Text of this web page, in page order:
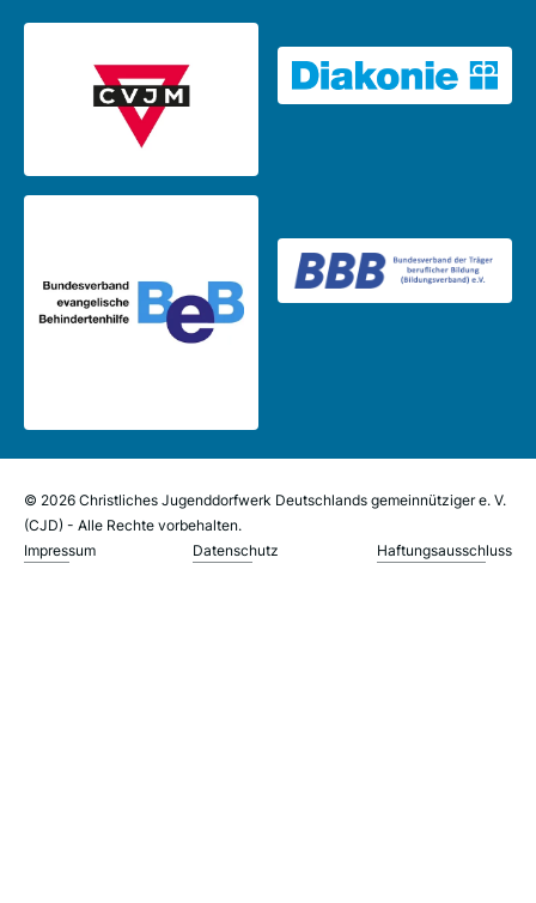
© 2026 Christliches Jugenddorfwerk Deutschlands gemeinnütziger e. V.
(CJD) - Alle Rechte vorbehalten.
Impressum
Datenschutz Haftungsausschluss